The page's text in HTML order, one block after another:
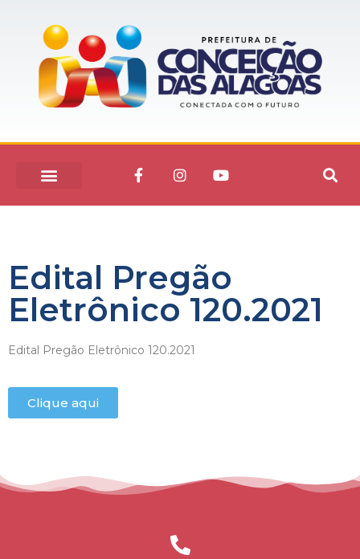
Edital Pregão
Eletrônico 120.2021
Edital Pregão Eletrônico 120.2021
Clique aqui